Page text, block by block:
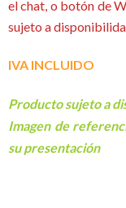
el chat, o botón de
sujeto a
IVA INCLUIDO
Producto sujeto a
Imagen de
su presentación